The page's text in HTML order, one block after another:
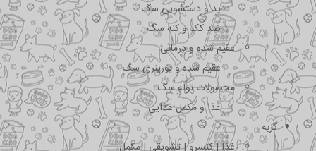
پد و دستشویی سگ
ضد کک و کنه سگ
عقیم شده و درمانی
عقیم شده و یورینری سگ
محصولات توله سگ
غذا و مکمل غذایی
گربه
غذا | کنسرو | تشویقی | مکمل